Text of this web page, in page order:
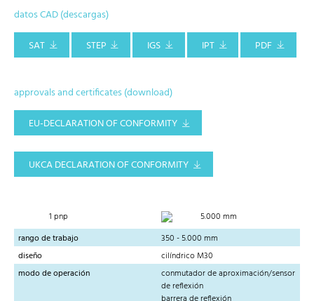
datos CAD (descargas)
SAT
STEP IGS IPT PDF
approvals and certificates (download)
EU-DECLARATION OF CONFORMITY
UKCA DECLARATION OF CONFORMITY
1 pnp
5.000 mm
rango de trabajo
350 - 5.000 mm
diseño
cilíndrico M30
modo de operación
conmutador de aproximación/sensor
de reflexión